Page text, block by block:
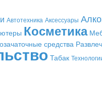
Автотехника Аксессуары
Косметика
средства
Табак